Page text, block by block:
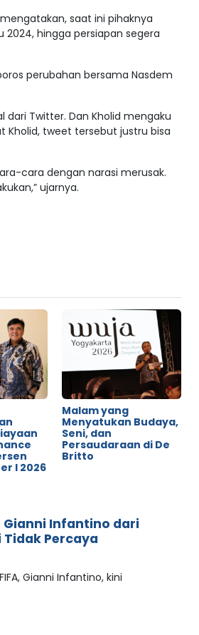
saat ini pihaknya
2024, hingga persiapan segera
perubahan bersama Nasdem
dari Twitter. Dan Kholid mengaku
tweet tersebut justru bisa
cara dengan narasi merusak.
ujarnya.
I 2026
Malam yang
Menyatukan Budaya,
Seni, dan
Persaudaraan di De
Britto
Gianni Infantino dari
Tidak Percaya
Gianni Infantino, kini